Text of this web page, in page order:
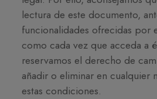
lectura de este documento,
funcionalidades ofrecidas por
como cada vez que acceda a
reservamos el derecho de
añadir o eliminar en cualquier
estas condiciones.